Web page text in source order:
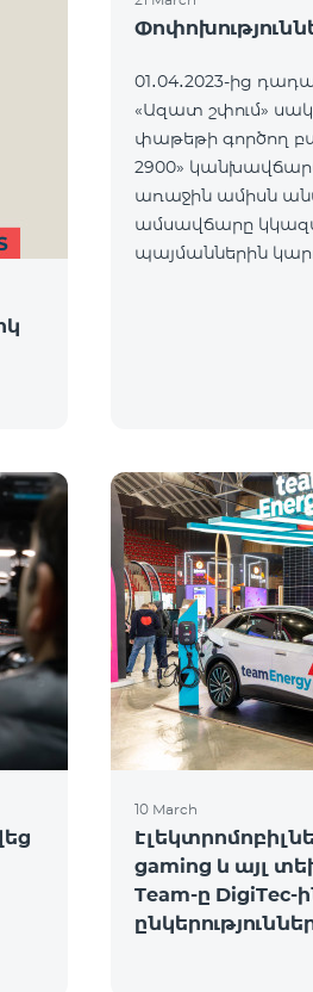
01․04․2023-ից
«Ազատ շփում»
փաթեթի գործող
2900»
առաջին ամիսն
ամսավճարը
պայմաններին
10 March
gaming և այլ
Team-ը